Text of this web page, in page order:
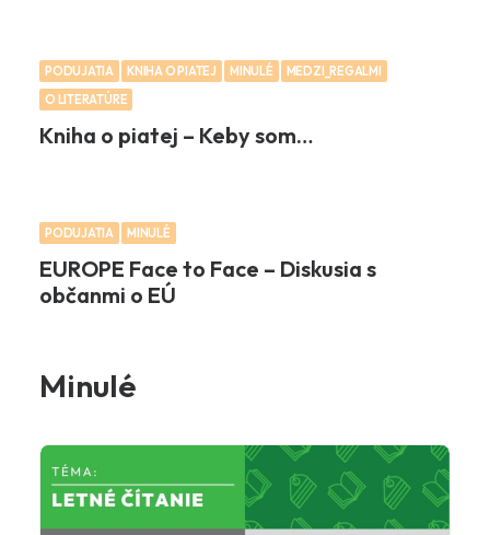
PODUJATIA KNIHA O PIATEJ MINULÉ
MEDZI_REGALMI
O LITERATÚRE
Kniha o piatej – Keby som…
PODUJATIA MINULÉ
EUROPE Face to Face – Diskusia s
občanmi o EÚ
Minulé